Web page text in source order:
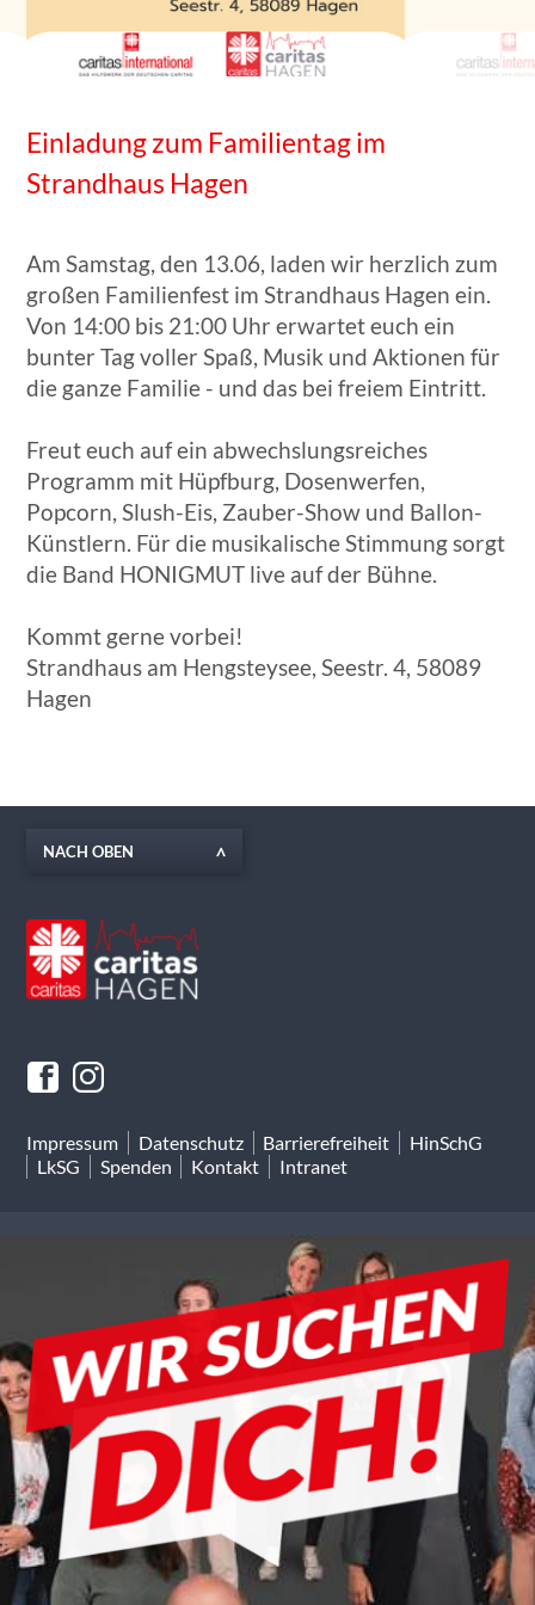
Einladung zum Familientag im
Strandhaus Hagen
Am Samstag, den 13.06, laden wir herzlich zum
großen Familienfest im Strandhaus Hagen ein.
Von 14:00 bis 21:00 Uhr erwartet euch ein
bunter Tag voller Spaß, Musik und Aktionen für
die ganze Familie - und das bei freiem Eintritt.
Freut euch auf ein abwechslungsreiches
Programm mit Hüpfburg, Dosenwerfen,
Popcorn, Slush-Eis, Zauber-Show und Ballon-
Künstlern. Für die musikalische Stimmung sorgt
die Band HONIGMUT live auf der Bühne.
Kommt gerne vorbei!
Strandhaus am Hengsteysee, Seestr. 4, 58089
Hagen
NACH OBEN
Impressum Datenschutz Barrierefreiheit
HinSchG
LkSG
Spenden Kontakt Intranet